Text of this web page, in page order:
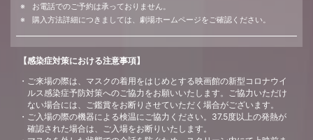
お電話でのご予約は承っておりません。
購入方法詳細につきましては、劇場ホームページをご確認ください。
【感染症対策における注意事項】
ご来場の際は、マスクの着用をはじめとする映画館の新型コロナウイ
ルス感染症予防対策へのご協力をお願いいたします。ご協力いただけ
ない場合には、ご鑑賞をお断りさせていただく場合がございます。
ご入場の際の機器による検温にご協力ください。37.5度以上の発熱が
確認された場合は、ご入場をお断りいたします。